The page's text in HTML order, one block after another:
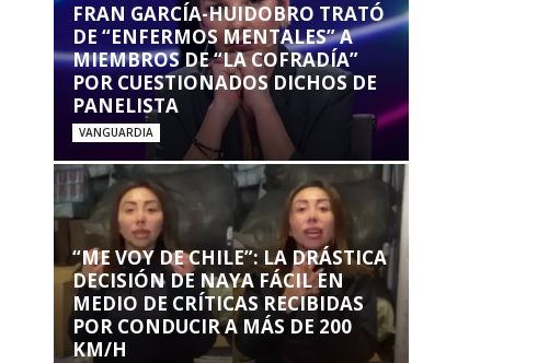
FRAN GARCÍA-HUIDOBRO TRATÓ
DE “ENFERMOS MENTALES” A
MIEMBROS DE “LA COFRADÍA”
POR CUESTIONADOS DICHOS DE
PANELISTA
VANGUARDIA
“ME VOY DE CHILE”: LA DRÁSTICA
DECISIÓN DE NAYA FÁCIL EN
MEDIO DE CRÍTICAS RECIBIDAS
POR CONDUCIR A MÁS DE 200
KM/H